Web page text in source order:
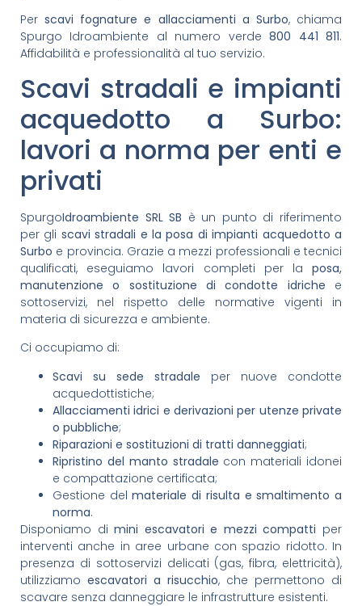
Perscavi fognature e allacciamenti a Surbo, chiama
Spurgo Idroambiente al numero verde800 441 811.
Affidabilità e professionalità al tuo servizio.
Scavi stradali e impianti
acquedotto a Surbo:
lavori a norma per enti e
privati
SpurgoIdroambiente SRL SB è un punto di riferimento
per gli scavi stradali e la posa di impianti acquedotto a
Surbo e provincia. Grazie a mezzi professionali e tecnici
qualificati, eseguiamo lavori completi per la posa,
manutenzione o sostituzione di condotte idriche e
sottoservizi, nel rispetto delle normative vigenti in
materia di sicurezza e ambiente.
Ci occupiamo di:
Scavi su sede stradale per nuove condotte
acquedottistiche;
Allacciamenti idrici e derivazioni per utenze private
o pubbliche;
Riparazioni e sostituzioni di tratti danneggiati;
Ripristino del manto stradale con materiali idonei
e compattazione certificata;
Gestione delmateriale di risulta e smaltimento a
norma.
Disponiamo dimini escavatori e mezzi compatti per
interventi anche in aree urbane con spazio ridotto. In
presenza di sottoservizi delicati (gas, fibra, elettricità),
utilizziamo escavatori a risucchio, che permettono di
scavare senza danneggiare le infrastrutture esistenti.